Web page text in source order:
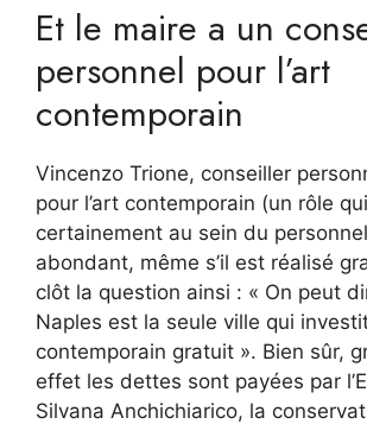
Et le maire a un
personnel pour l’art
contemporain
Vincenzo Trione, conseiller
pour l’art contemporain (un rôle
certainement au sein du
abondant, même s’il est réalisé
clôt la question ainsi : « On peut
Naples est la seule ville qui
contemporain gratuit ». Bien sûr,
effet les dettes sont payées par
Silvana Anchichiarico, la